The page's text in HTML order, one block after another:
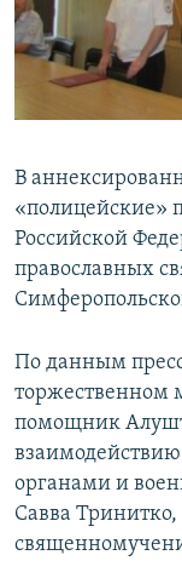
ПОБЕДИТЕЛЕЙ НЕ
ПРИСОЕДИНЯЙТЕСЬ!
Все сайты
В
«полицейские»
Российской
православных
По данным
торжественном
помощник
органами и
Савва Тринитко,